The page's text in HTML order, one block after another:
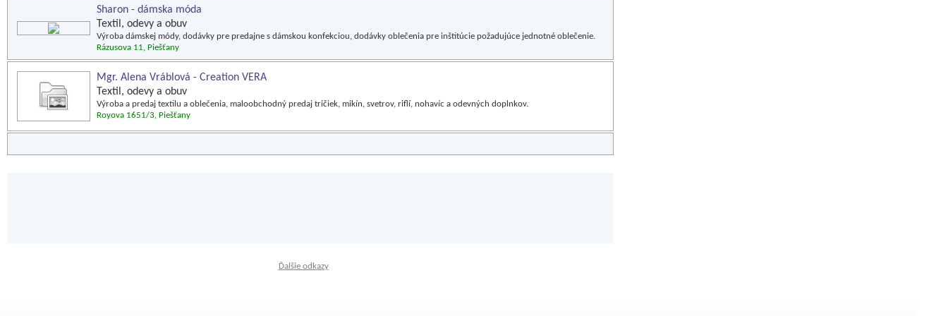
Sharon - dámska móda
Textil, odevy a obuv
Výroba dámskej módy, dodávky pre predajne s dámskou konfekciou, dodávky oblečenia pre inštitúcie požadujúce jednotné oblečenie.
Rázusova 11, Piešťany
Mgr. Alena Vráblová - Creation VERA
Textil, odevy a obuv
Výroba a predaj textilu a oblečenia, maloobchodný predaj tričiek, mikín, svetrov, riflí, nohavíc a odevných doplnkov.
Royova 1651/3, Piešťany
Ďalšie odkazy